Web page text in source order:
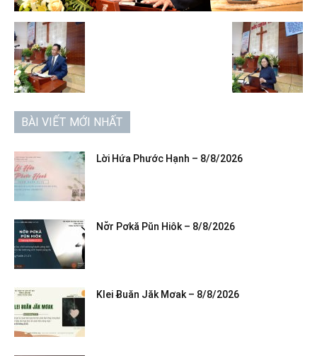
BÀI VIẾT MỚI NHẤT
Lời Hứa Phước Hạnh – 8/8/2026
Nơ̆r Pơkă Pŭn Hiôk – 8/8/2026
Klei Ƀuăn Jăk Mơak – 8/8/2026